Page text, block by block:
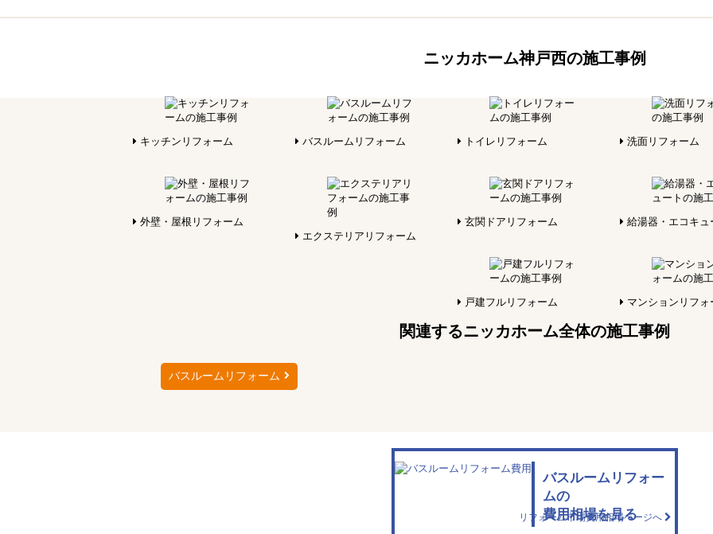
ニッカホーム神戸西の施工事例
キッチンリフォーム バスルームリフォーム トイレリフォーム 洗面リフォーム
外壁・屋根リフォーム
エクステリアリフォーム
玄関ドアリフォーム 給湯器・エコキュ
戸建フルリフォーム マンションリフォ
関連するニッカホーム全体の施工事例
バスルームリフォーム
バスルームリフォー
ムの
費用相場を見る
リフォーム市場費用相場ページへ